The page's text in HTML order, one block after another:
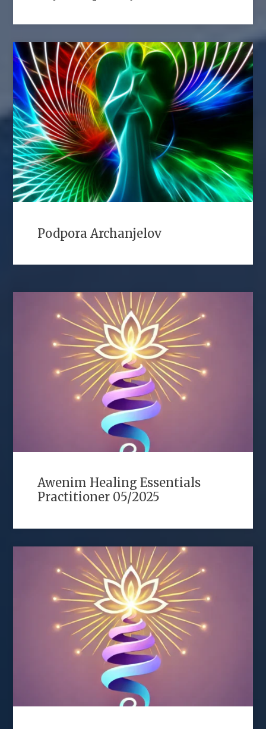
Podpora Archanjelov
Awenim Healing Essentials
Practitioner 05/2025